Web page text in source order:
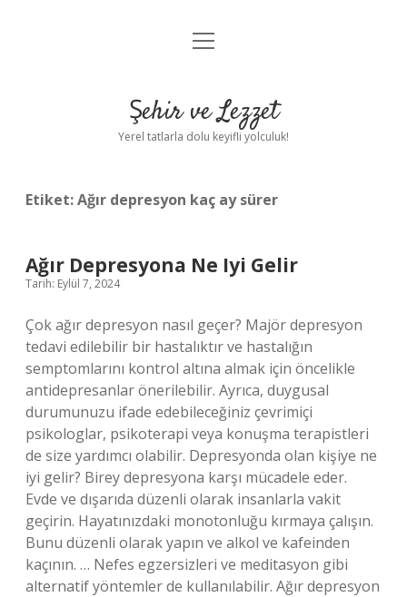
Anasayfa
Yasal Uyarı
menüyü
Şehir ve Lezzet
Yerel tatlarla dolu keyifli yolculuk!
Etiket:Ağır depresyon kaç ay sürer
Ağır Depresyona Ne Iyi Gelir
Tarih: Eylül 7, 2024
Çok ağır depresyon nasıl geçer? Majör depresyon
tedavi edilebilir bir hastalıktır ve hastalığın
semptomlarını kontrol altına almak için öncelikle
antidepresanlar önerilebilir. Ayrıca, duygusal
durumunuzu ifade edebileceğiniz çevrimiçi
psikologlar, psikoterapi veya konuşma terapistleri
de size yardımcı olabilir. Depresyonda olan kişiye ne
iyi gelir? Birey depresyona karşı mücadele eder.
Evde ve dışarıda düzenli olarak insanlarla vakit
geçirin. Hayatınızdaki monotonluğu kırmaya çalışın.
Bunu düzenli olarak yapın ve alkol ve kafeinden
kaçının. … Nefes egzersizleri ve meditasyon gibi
alternatif yöntemler de kullanılabilir. Ağır depresyon